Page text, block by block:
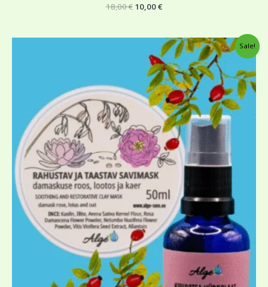
18,00€ 10,00€
Sale!
hind
18,00 €.
Current
price
is:
10,00 €.